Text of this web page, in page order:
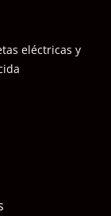
eléctricas y